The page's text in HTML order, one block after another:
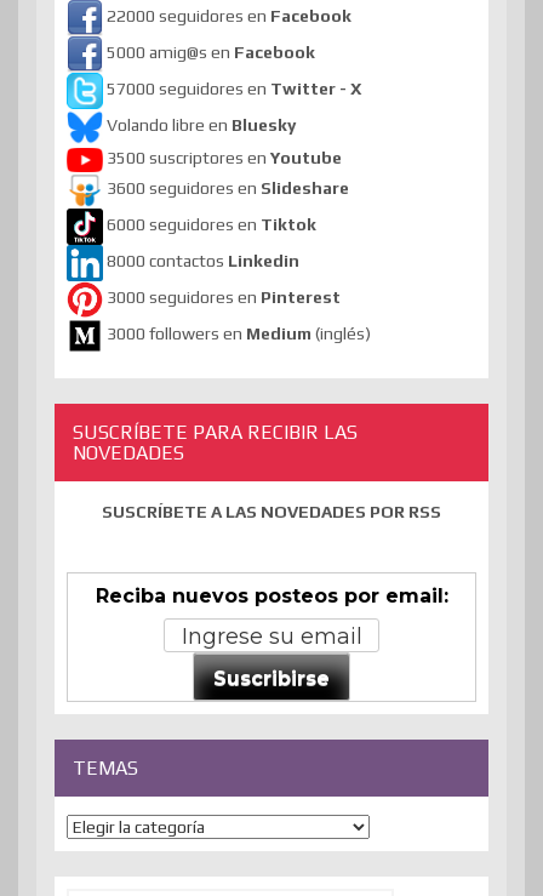
22000 seguidores en Facebook
5000 amig@s en Facebook
57000 seguidores en Twitter - X
Volando libre en Bluesky
3500 suscriptores en Youtube
3600 seguidores en Slideshare
6000 seguidores en Tiktok
8000 contactos Linkedin
3000 seguidores en Pinterest
3000 followers en Medium (inglés)
SUSCRÍBETE PARA RECIBIR LAS
NOVEDADES
SUSCRÍBETE A LAS NOVEDADES POR RSS
Reciba nuevos posteos por email:
Suscribirse
TEMAS
Temas